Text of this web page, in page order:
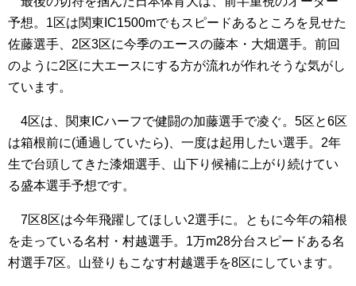
予想。1区は関東IC1500mでもスピードあるところを見せた
佐藤選手、2区3区に今季のエースの藤本・大畑選手。前回
のように2区に大エースにする方が流れが作れそうな気がし
ています。
4区は、関東ICハーフで健闘の加藤選手で凌ぐ。5区と6区
は箱根前に(通過していたら)、一度は起用したい選手。2年
生で台頭してきた漆畑選手、山下り候補に上がり続けてい
る盛本選手予想です。
7区8区は今年飛躍してほしい2選手に。ともに今年の箱根
を走っている名村・村越選手。1万m28分台スピードある名
村選手7区。山登りもこなす村越選手を8区にしています。